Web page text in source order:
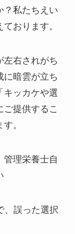
？私たちえい
おります。
右されがち
に暗雲が立ち
キッカケや選
ご提供するこ
。
管理栄養士自
、誤った選択